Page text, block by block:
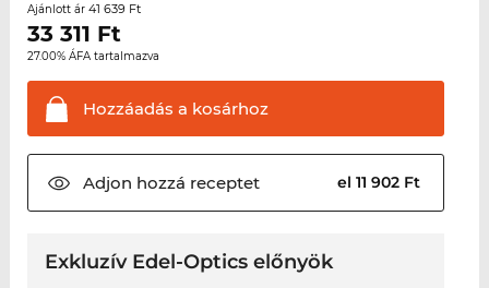
Ajánlott ár 41 639 Ft
33 311 Ft
27.00% ÁFA tartalmazva
Hozzáadás a kosárhoz
Adjon hozzá receptet el 11 902 Ft
Exkluzív Edel-Optics előnyök